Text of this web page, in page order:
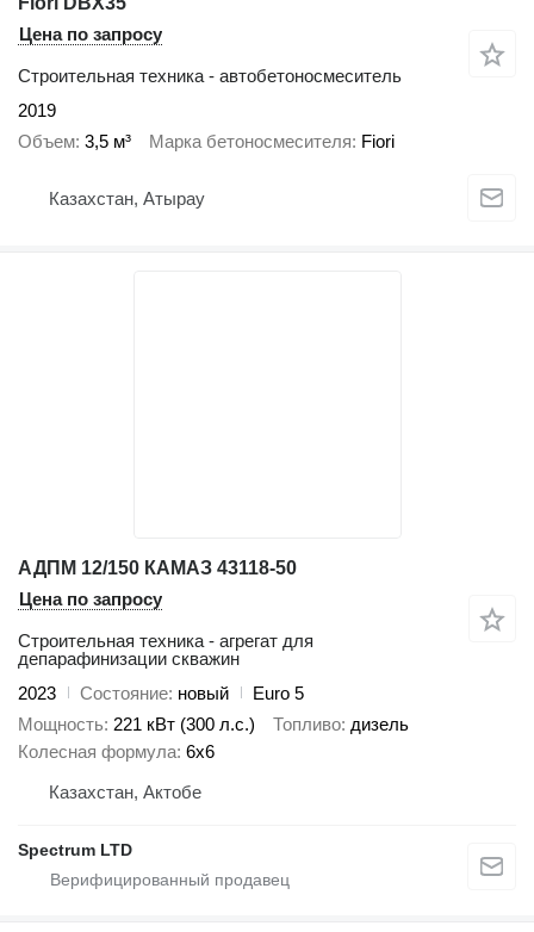
Цена по запросу
Строительная техника - автобетоносмеситель
2019
Объем 3,5 м³ Марка бетоносмесителя Fiori
Казахстан, Атырау
АДПМ 12/150 КАМАЗ 43118-50
Цена по запросу
Строительная техника - агрегат для
депарафинизации скважин
2023
Состояние новый
Euro 5
Мощность 221 кВт (300 л.с.) Топливо дизель
Колесная формула 6x6
Казахстан, Актобе
Spectrum LTD